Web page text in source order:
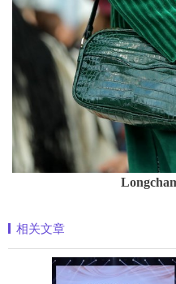
相关文章